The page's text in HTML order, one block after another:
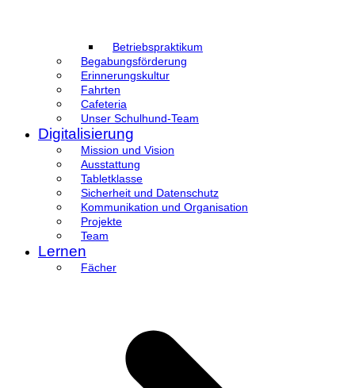
Betriebspraktikum
Begabungsförderung
Erinnerungskultur
Fahrten
Cafeteria
Unser Schulhund-Team
Digitalisierung
Mission und Vision
Ausstattung
Tabletklasse
Sicherheit und Datenschutz
Kommunikation und Organisation
Projekte
Team
Lernen
Fächer